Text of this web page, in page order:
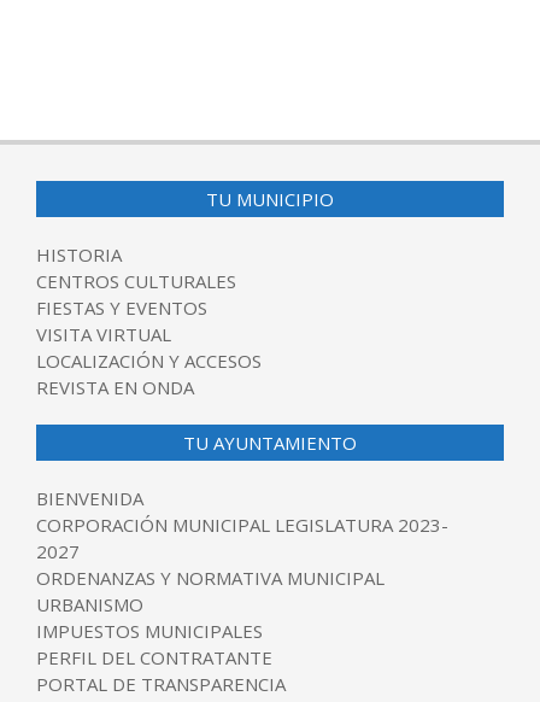
TU MUNICIPIO
HISTORIA
CENTROS CULTURALES
FIESTAS Y EVENTOS
VISITA VIRTUAL
LOCALIZACIÓN Y ACCESOS
REVISTA EN ONDA
TU AYUNTAMIENTO
BIENVENIDA
CORPORACIÓN MUNICIPAL LEGISLATURA 2023-
2027
ORDENANZAS Y NORMATIVA MUNICIPAL
URBANISMO
IMPUESTOS MUNICIPALES
PERFIL DEL CONTRATANTE
PORTAL DE TRANSPARENCIA